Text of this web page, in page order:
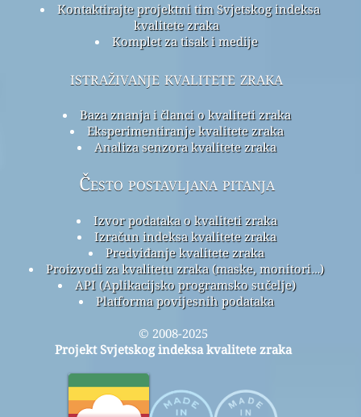
Kontaktirajte projektni tim Svjetskog indeksa
kvalitete zraka
Komplet za tisak i medije
istraživanje kvalitete zraka
Baza znanja i članci o kvaliteti zraka
Eksperimentiranje kvalitete zraka
Analiza senzora kvalitete zraka
Često postavljana pitanja
Izvor podataka o kvaliteti zraka
Izračun indeksa kvalitete zraka
Predviđanje kvalitete zraka
Proizvodi za kvalitetu zraka (maske, monitori…)
API (Aplikacijsko programsko sučelje)
Platforma povijesnih podataka
© 2008-2025
Projekt Svjetskog indeksa kvalitete zraka